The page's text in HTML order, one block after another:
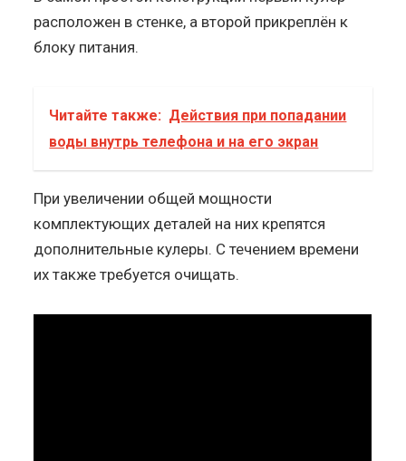
расположен в стенке, а второй прикреплён к
блоку питания.
Читайте также: Действия при попадании
воды внутрь телефона и на его экран
При увеличении общей мощности
комплектующих деталей на них крепятся
дополнительные кулеры. С течением времени
их также требуется очищать.